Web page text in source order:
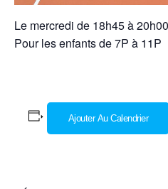
Le mercredi de 18h45 à 20h00
Pour les enfants de 7P à 11P
Ajouter Au Calendrier